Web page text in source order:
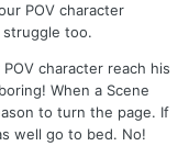
POV character
too.
character reach his
When a Scene
to turn the page. If
well go to bed. No!